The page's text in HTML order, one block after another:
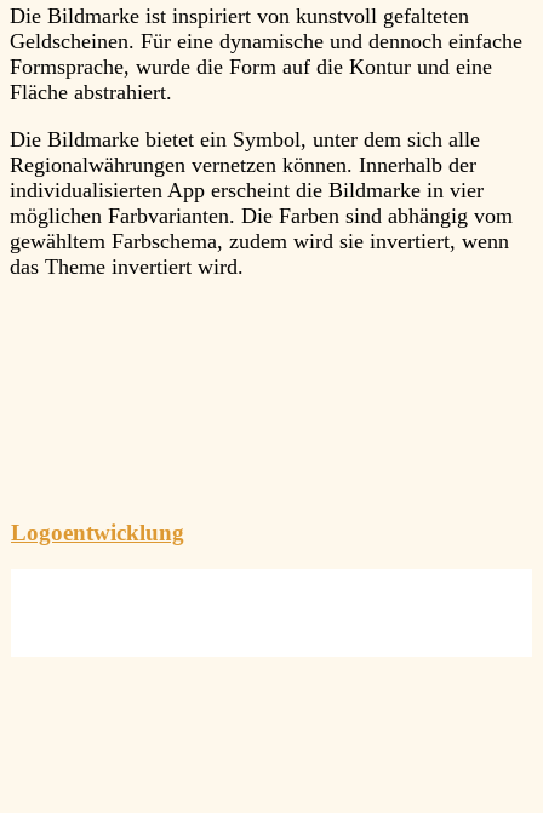
Die Bildmarke ist inspiriert von kunstvoll gefalteten
Geldscheinen. Für eine dynamische und dennoch einfache
Formsprache, wurde die Form auf die Kontur und eine
Fläche abstrahiert.
Die Bildmarke bietet ein Symbol, unter dem sich alle
Regionalwährungen vernetzen können. Innerhalb der
individualisierten App erscheint die Bildmarke in vier
möglichen Farbvarianten. Die Farben sind abhängig vom
gewähltem Farbschema, zudem wird sie invertiert, wenn
das Theme invertiert wird.
Logoentwicklung